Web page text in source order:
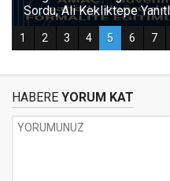
HABERE YORUM KAT